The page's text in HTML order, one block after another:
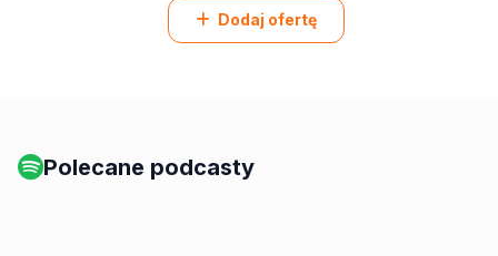
Dodaj ofertę
Polecane podcasty